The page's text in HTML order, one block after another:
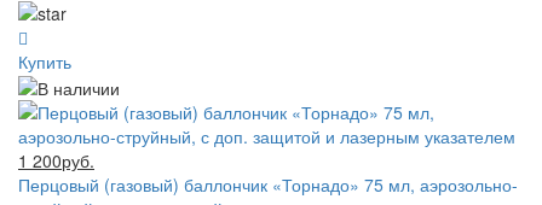
Купить
1 200руб.
Перцовый (газовый) баллончик «Торнадо» 75 мл, аэрозольно-